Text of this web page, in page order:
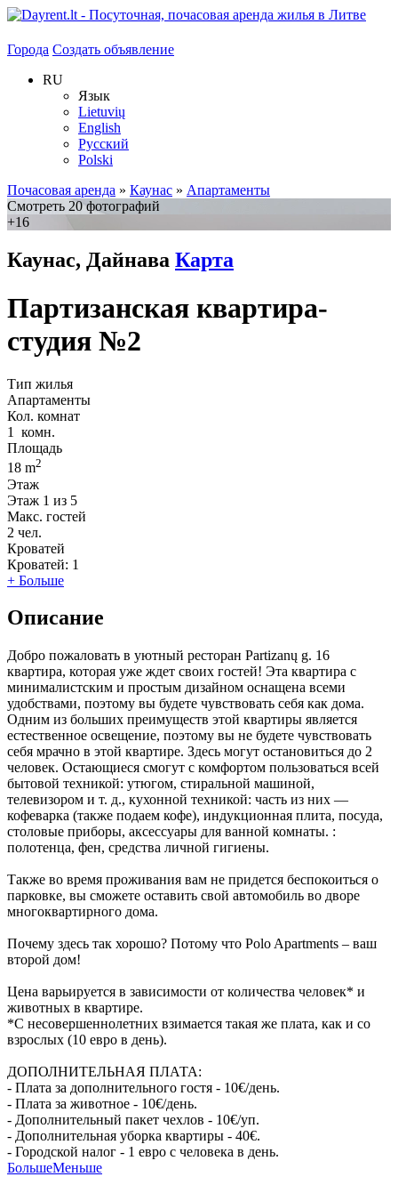
Города Создать объявление
RU
Язык
Lietuvių
English
Русский
Polski
Почасовая аренда » Каунас » Апартаменты
Смотреть 20 фотографий
+16
Каунас, Дайнава Карта
Партизанская квартира-
студия №2
Тип жилья
Апартаменты
Кол. комнат
1
комн.
Площадь
18 m2
Этаж
Этаж 1 из 5
Макс. гостей
2 чел.
Кроватей
Кроватей: 1
+ Больше
Описание
Добро пожаловать в уютный ресторан Partizanų g. 16
квартира, которая уже ждет своих гостей! Эта квартира с
минималистским и простым дизайном оснащена всеми
удобствами, поэтому вы будете чувствовать себя как дома.
Одним из больших преимуществ этой квартиры является
естественное освещение, поэтому вы не будете чувствовать
себя мрачно в этой квартире. Здесь могут остановиться до 2
человек. Остающиеся смогут с комфортом пользоваться всей
бытовой техникой: утюгом, стиральной машиной,
телевизором и т. д., кухонной техникой: часть из них —
кофеварка (также подаем кофе), индукционная плита, посуда,
столовые приборы, аксессуары для ванной комнаты. :
полотенца, фен, средства личной гигиены.
Также во время проживания вам не придется беспокоиться о
парковке, вы сможете оставить свой автомобиль во дворе
многоквартирного дома.
Почему здесь так хорошо? Потому что Polo Apartments – ваш
второй дом!
Цена варьируется в зависимости от количества человек* и
животных в квартире.
*С несовершеннолетних взимается такая же плата, как и со
взрослых (10 евро в день).
ДОПОЛНИТЕЛЬНАЯ ПЛАТА:
- Плата за дополнительного гостя - 10€/день.
- Плата за животное - 10€/день.
- Дополнительный пакет чехлов - 10€/уп.
- Дополнительная уборка квартиры - 40€.
- Городской налог - 1 евро с человека в день.
БольшеМеньше